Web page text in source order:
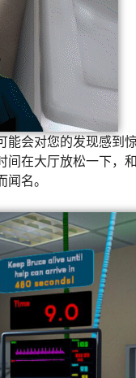
会对您的发现感到
在大厅放松一下，
名。